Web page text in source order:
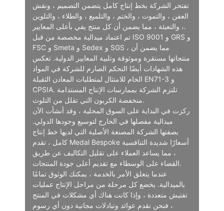
تفتخر الشركة بخط إنتاج كامل يتضمن التصميم ، ونقش
العفن ، والتموت ، والختم ، والتلميع ، والطلاء ، والتلوين
، والتعبئة ، مما يضمن أن كل منتج يفي بأعلى المعايير.
تم اعتماد ميدالية مخصصة من قبل ISO 9001 و GRS و
FSC و Smeta و Sedex و SGS ، مما يضمن أن
منتجاتها مستقرة وموثوقة وتلبية المعايير الدولية. تعكس
هذه الشهادات أيضًا التحكم الصارم للشركة في المواد
الخام للامتثال لمتطلبات المعادن الثقيلة EN71-3 و
CPSIA. تلتزم الشركة بممارسات الإنتاج المستدامة
منخفضة الكربون التي تقلل من التلوث.
ركزت في البداية على السوق المحلية ، وقد أنشأت الآن
ميدالية مفصلها في الخارج لتوسيع وجودها الدولي.
بصفتها الشركة المصنعة الأصلية التي لديها خط إنتاج
كامل ، تقدم Medal Bespoke أسعارًا شديدة التنافسية
، مما يساعد العملاء على تقليل التكاليف عن طريق
القضاء على الوسطاء مع تقديم أعلى جودة المنتجات.
عندما يتعلق الأمر بالخدمة ، يمكنك الوثوق تمامًا
بالميدالية. يخضع كل مرحلة من مراحل الإنتاج عمليات
تفتيش متعددة ، وإذا كانت هناك أي مشكلات في المنتج
، فنحن نقدم عوائد وتبادلات مجانية دون أي رسوم